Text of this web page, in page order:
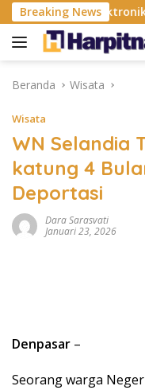
Langsung
ke
konten
Breaking News
Alat Elektronik Ke
Beranda Wisata
Wisata
WN Selandia
katung 4
Deportasi
Dara Sarasvati
Januari 23, 2026
Denpasar –
Seorang warga